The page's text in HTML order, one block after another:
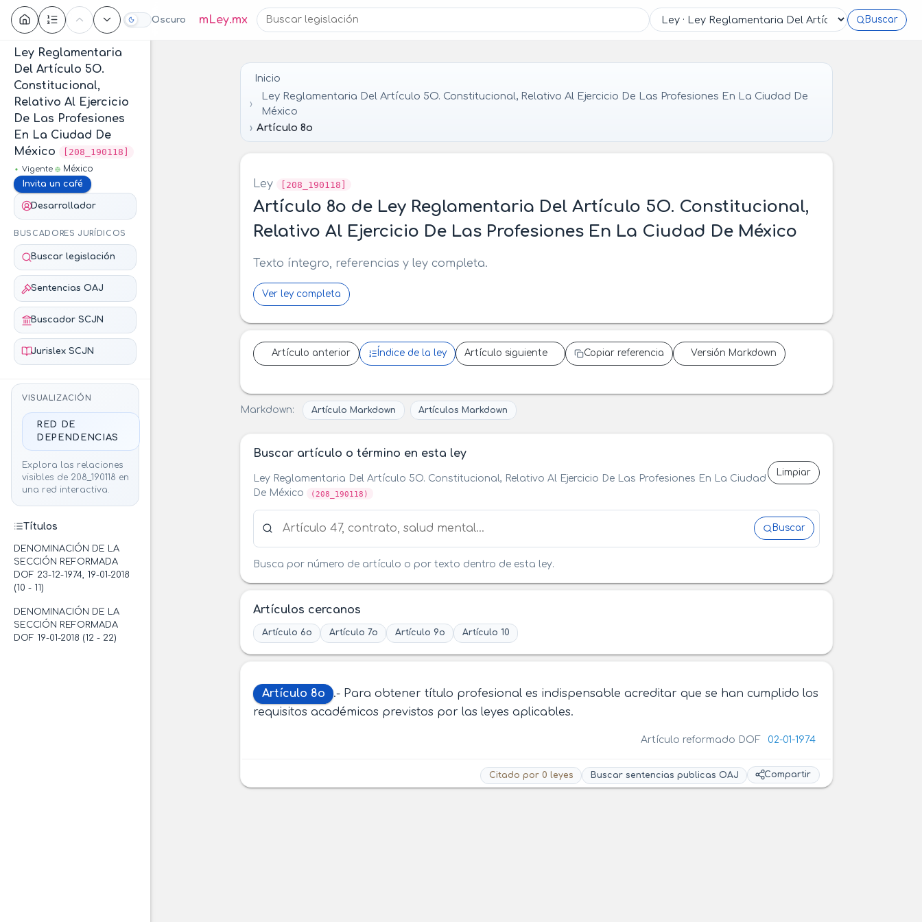
Oscuro mLey.mx Buscar
Contenido
Ley Reglamentaria
Del Artículo 5O.
Constitucional,
Relativo Al Ejercicio
De Las Profesiones
En La Ciudad De
México
[208_190118]
Vigente
México
Invita un café
Desarrollador
BUSCADORES JURÍDICOS
Buscar legislación
Sentencias OAJ
Buscador SCJN
Jurislex SCJN
VISUALIZACIÓN
RED DE
DEPENDENCIAS
Explora las relaciones
visibles de 208_190118 en
una red interactiva.
Títulos
DENOMINACIÓN DE LA
SECCIÓN REFORMADA
DOF 23-12-1974, 19-01-2018
(10 - 11)
DENOMINACIÓN DE LA
SECCIÓN REFORMADA
DOF 19-01-2018 (12 - 22)
Inicio
Ley Reglamentaria Del Artículo 5O. Constitucional, Relativo Al Ejercicio De Las Profesiones En La Ciudad De
México
Artículo 8o
Ley [208_190118]
Artículo 8o de Ley Reglamentaria Del Artículo 5O. Constitucional,
Relativo Al Ejercicio De Las Profesiones En La Ciudad De México
Texto íntegro, referencias y ley completa.
Ver ley completa
Artículo anterior Índice de la ley Artículo siguiente Copiar referencia Versión Markdown
Markdown: Artículo Markdown Artículos Markdown
Buscar artículo o término en esta ley
Ley Reglamentaria Del Artículo 5O. Constitucional, Relativo Al Ejercicio De Las Profesiones En La Ciudad
De México
(208_190118)
Limpiar
Buscar artículo o término en esta ley
Buscar
Busca por número de artículo o por texto dentro de esta ley.
Artículos cercanos
Artículo 6o Artículo 7o Artículo 9o Artículo 10
Artículo 8o
.- Para obtener título profesional es indispensable acreditar que se han cumplido los
requisitos académicos previstos por las leyes aplicables.
Artículo reformado DOF 02-01-1974
Citado por 0 leyes Buscar sentencias publicas OAJ Compartir